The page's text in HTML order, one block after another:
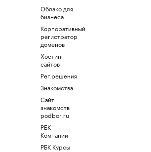
Облако для
бизнеса
Корпоративный
регистратор
доменов
Хостинг
сайтов
Рег.решения
Знакомства
Сайт
знакомств
podbor.ru
РБК
Компании
РБК Курсы